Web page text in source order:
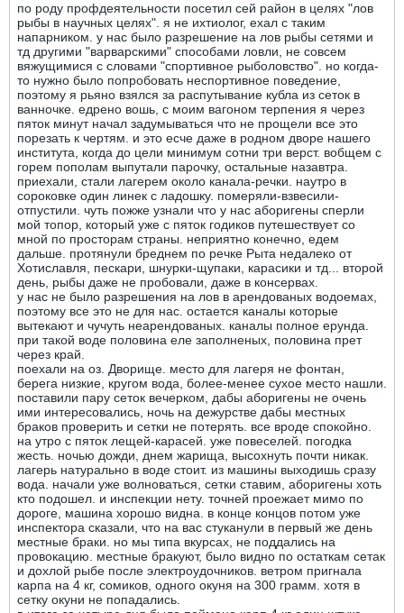
по роду профдеятельности посетил сей район в целях "лов
рыбы в научных целях". я не ихтиолог, ехал с таким
напарником. у нас было разрешение на лов рыбы сетями и
тд другими "варварскими" способами ловли, не совсем
вяжущимися с словами "спортивное рыболовство". но когда-
то нужно было попробовать неспортивное поведение,
поэтому я рьяно взялся за распутывание кубла из сеток в
ванночке. едрено вошь, с моим вагоном терпения я через
пяток минут начал задумываться что не прощели все это
порезать к чертям. и это есче даже в родном дворе нашего
института, когда до цели минимум сотни три верст. вобщем с
горем пополам выпутали парочку, остальные назавтра.
приехали, стали лагерем около канала-речки. наутро в
сороковке один линек с ладошку. померяли-взвесили-
отпустили. чуть пожже узнали что у нас аборигены сперли
мой топор, который уже с пяток годиков путешествует со
мной по просторам страны. неприятно конечно, едем
дальше. протянули бреднем по речке Рыта недалеко от
Хотиславля, пескари, шнурки-щупаки, карасики и тд... второй
день, рыбы даже не пробовали, даже в консервах.
у нас не было разрешения на лов в арендованых водоемах,
поэтому все это не для нас. остается каналы которые
вытекают и чучуть неарендованых. каналы полное ерунда.
при такой воде половина еле заполненых, половина прет
через край.
поехали на оз. Дворище. место для лагеря не фонтан,
берега низкие, кругом вода, более-менее сухое место нашли.
поставили пару сеток вечерком, дабы аборигены не очень
ими интересовались, ночь на дежурстве дабы местных
браков проверить и сетки не потерять. все вроде спокойно.
на утро с пяток лещей-карасей. уже повеселей. погодка
жесть. ночью дожди, днем жарища, высохнуть почти никак.
лагерь натурально в воде стоит. из машины выходишь сразу
вода. начали уже волноваться, сетки ставим, аборигены хоть
кто подошел. и инспекции нету. точней проежает мимо по
дороге, машина хорошо видна. в конце концов потом уже
инспектора сказали, что на вас стуканули в первый же день
местные браки. но мы типа вкурсах, не поддались на
провокацию. местные бракуют, было видно по остаткам сетак
и дохлой рыбе после электроудочников. ветром пригнала
карпа на 4 кг, сомиков, одного окуня на 300 грамм. хотя в
сетку окуни не попадались.